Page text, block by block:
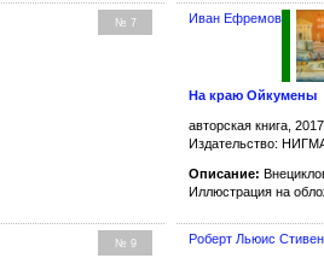
№ 7 Иван Ефремов
На краю Ойкумены
авторская книга,
Издательство:
Описание:
Иллюстрация на
№ 9 Роберт Льюис